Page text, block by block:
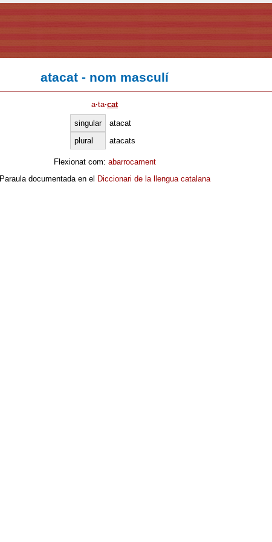
atacat - nom masculí
a·ta·cat
singular
atacat
plural
atacats
Flexionat com: abarrocament
Paraula documentada en el Diccionari de la llengua catalana